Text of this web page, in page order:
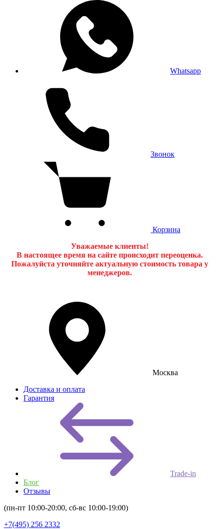
Whatsapp
Звонок
Корзина
Уважаемые клиенты!
В настоящее время на сайте происходит переоценка.
Пожалуйста уточняйте актуальную стоимость товара у
менеджеров.
Москва
Доставка и оплата
Гарантия
Trade-in
Блог
Отзывы
(пн-пт 10:00-20:00, сб-вс 10:00-19:00)
+7(495) 256 2332